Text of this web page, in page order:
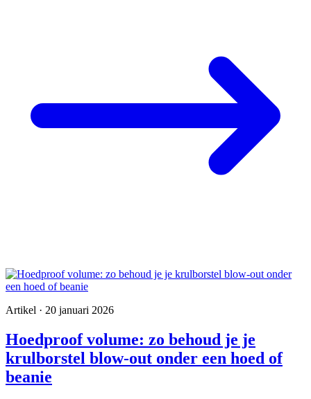
Artikel · 20 januari 2026
Hoedproof volume: zo behoud je je
krulborstel blow-out onder een hoed of
beanie